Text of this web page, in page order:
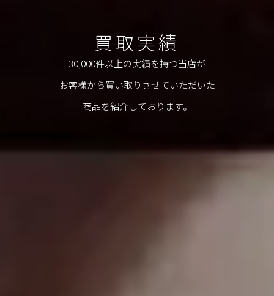
買取実績
30,000件以上の実績を持つ当店が
お客様から買い取りさせていただいた
商品を紹介しております。